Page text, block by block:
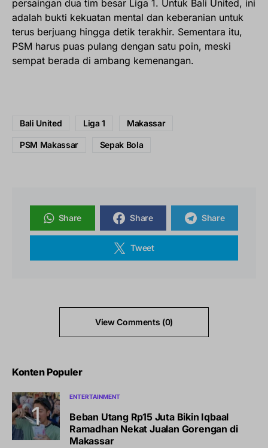
persaingan dua tim besar Liga 1. Untuk Bali United, ini
adalah bukti kekuatan mental dan keberanian untuk
terus berjuang hingga detik terakhir. Sementara itu,
PSM harus puas pulang dengan satu poin, meski
sempat berada di ambang kemenangan.
Bali United Liga 1 Makassar
PSM Makassar Sepak Bola
Share Share Share
Tweet
View Comments (0)
Konten Populer
ENTERTAINMENT
Beban Utang Rp15 Juta Bikin Iqbaal
Ramadhan Nekat Jualan Gorengan di
Makassar